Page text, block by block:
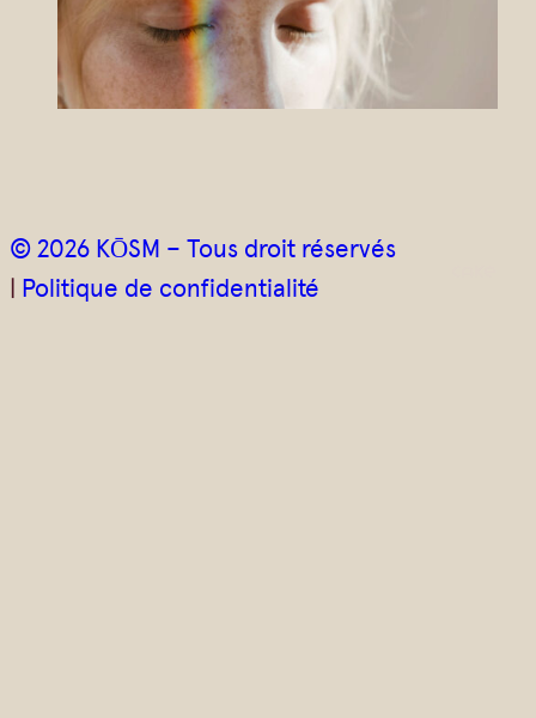
© 2026 KŌSM – Tous droit réservés
| Politique de confidentialité